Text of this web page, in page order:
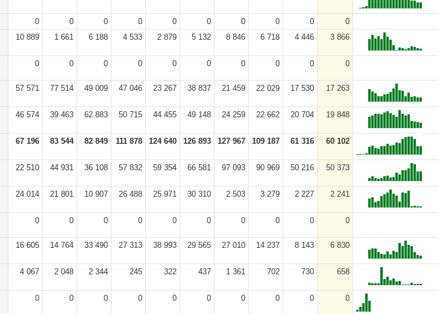
0 0 0 0 0 0 0 0 0
0
10 889 1 661 6 188 4 533 2 879 5 132 8 846 6 718 4 446 3 866
0 0 0 0 0 0 0 0 0 0
57 571 77 514 49 009 47 046 23 267 38 837 21 459 22 029 17 530 17 263
46 574 39 463 62 883 50 715 44 455 49 148 24 259 22 662 20 704 19 848
67 196 83 544 82 849 111 878 124 640 126 893 127 967 109 187 61 316 60 102
22 510 44 931 36 108 57 832 59 354 66 581 97 093 90 969 50 216 50 373
24 014 21 801 10 907 26 488 25 971 30 310 2 503 3 279 2 227 2 241
0 0 0 0 0 0 0 0 0 0
16 605 14 764 33 490 27 313 38 993 29 565 27 010 14 237 8 143 6 830
4 067 2 048 2 344 245 322 437 1 361 702 730 658
0 0 0 0 0 0 0 0 0 0